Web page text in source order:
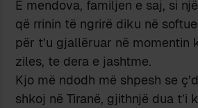
E mendova, familjen e saj, si
që rrinin të ngrirë diku në
për t’u gjallëruar në momentin
ziles, te dera e jashtme.
Kjo më ndodh më shpesh se
shkoj në Tiranë, gjithnjë dua t’i